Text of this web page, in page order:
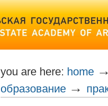
you are here: home
образование →